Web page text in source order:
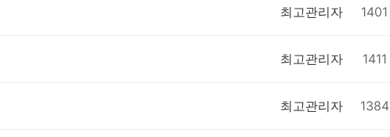
최고관리자 1401
최고관리자 1411
최고관리자 1384